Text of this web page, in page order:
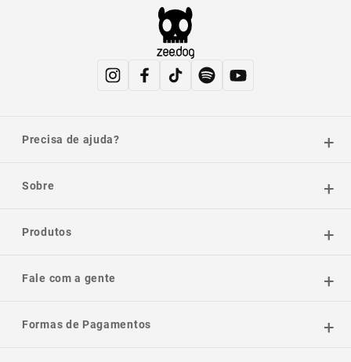
Precisa de ajuda?
Sobre
Produtos
Fale com a gente
Formas de Pagamentos